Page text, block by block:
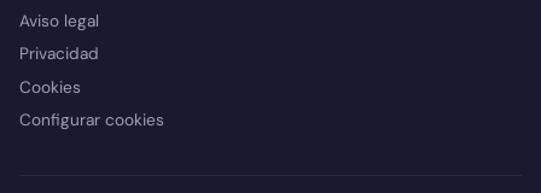
Aviso legal
Privacidad
Cookies
Configurar cookies